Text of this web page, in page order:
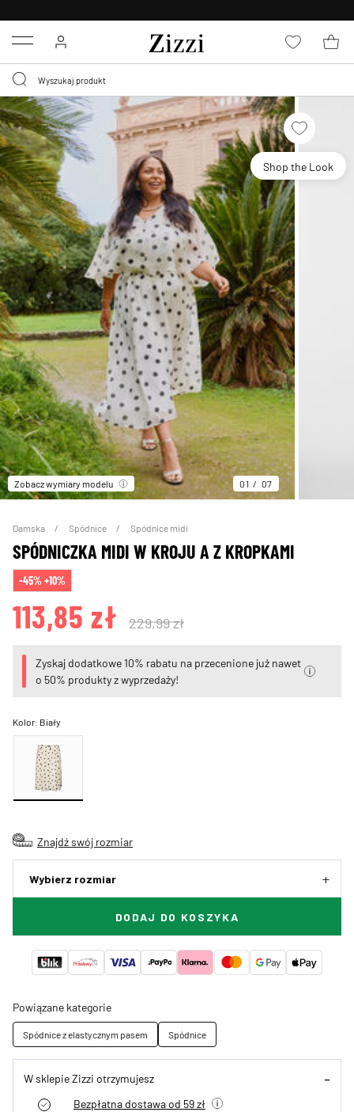
Menu
Shop the Look
Zobacz wymiary modelu 01 07
Damska Spódnice Spódnice midi
SPÓDNICZKA MIDI W KROJU A Z KROPKAMI
-45% +10%
113,85 zł 229,99 zł
Zyskaj dodatkowe 10% rabatu na przecenione już nawet
o 50% produkty z wyprzedaży!
Kolor: Biały
Znajdź swój rozmiar
Wybierz rozmiar
DODAJ DO KOSZYKA
Powiązane kategorie
Spódnice z elastycznym pasem Spódnice
W sklepie Zizzi otrzymujesz
Bezpłatna dostawa od 59 zł